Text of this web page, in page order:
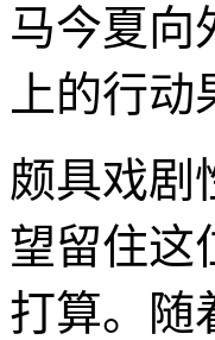
马今夏向
上的行
颇具戏剧
望留住这
打算。随